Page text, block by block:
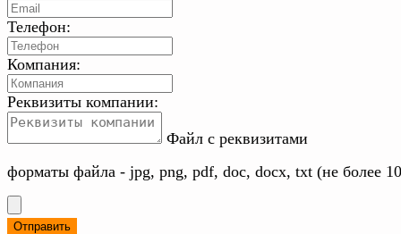
Телефон:
Компания:
Реквизиты компании:
Файл с реквизитами
форматы файла - jpg, png, pdf, doc, docx, txt (не более